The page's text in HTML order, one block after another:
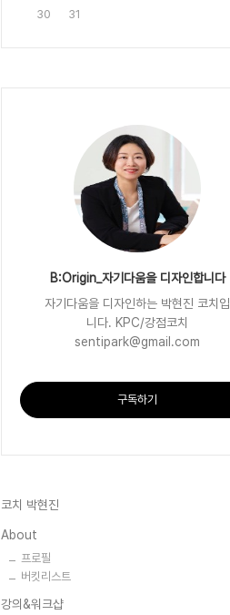
30
31
B:Origin_자기다움을 디자인합니다
자기다움을 디자인하는 박현진 코치입
니다. KPC/강점코치
sentipark@gmail.com
구독하기
코치 박현진
About
프로필
버킷리스트
강의&워크샵